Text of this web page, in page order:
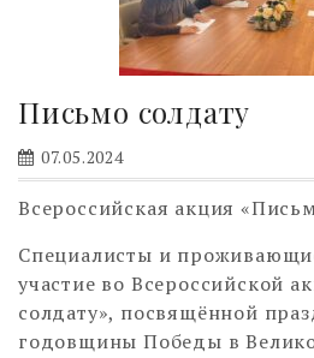
Письмо солдату
07.05.2024
Всероссийская акция
Специалисты и
участие во Всероссийской
солдату», посвящённой
годовщины Победы в